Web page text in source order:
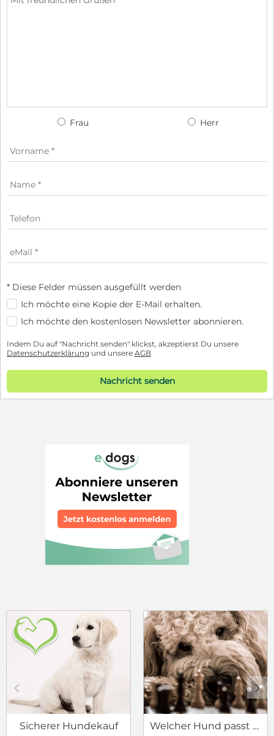
Frau Herr
* Diese Felder müssen ausgefüllt werden
Ich möchte eine Kopie der E-Mail erhalten.
Ich möchte den kostenlosen Newsletter abonnieren.
Indem Du auf "Nachricht senden" klickst, akzeptierst Du unsere
Datenschutzerklärung und unsere AGB
Nachricht senden
Sicherer Hundekauf Welcher Hund passt zu mir?
c d